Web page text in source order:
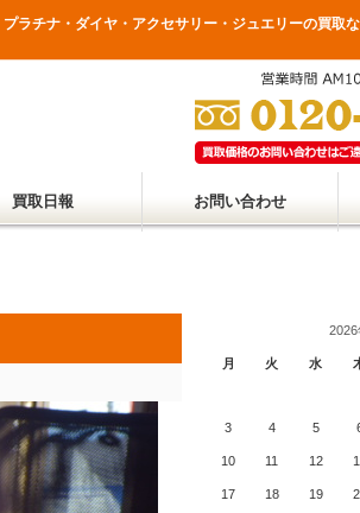
チナ・ダイヤ・アクセサリー・ジュエリーの買取な
買取日報 お問い合わせ
2026
月 火 水
3 4 5
10 11 12
17 18 19